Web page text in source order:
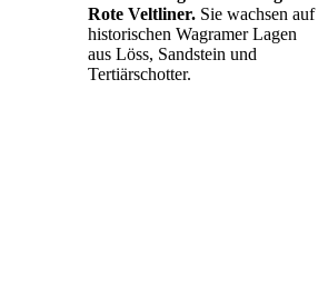
Rote Veltliner. Sie wachsen auf
historischen Wagramer Lagen
aus Löss, Sandstein und
Tertiärschotter.